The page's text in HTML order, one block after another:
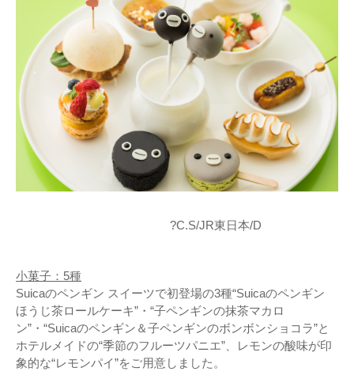
?C.S/JR東日本/D
小菓子：5種
Suicaのペンギン スイーツで初登場の3種“Suicaのペンギン
ほうじ茶ロールケーキ”・“子ペンギンの抹茶マカロ
ン”・“Suicaのペンギン＆子ペンギンのボンボンショコラ”と
ホテルメイドの“季節のフルーツパニエ”、レモンの酸味が印
象的な“レモンパイ”をご用意しました。